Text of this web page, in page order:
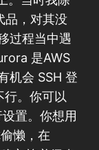
品，对其没
过程当中遇
是AWS
机会 SSH 登
。你可以
置。你想用
懒，在